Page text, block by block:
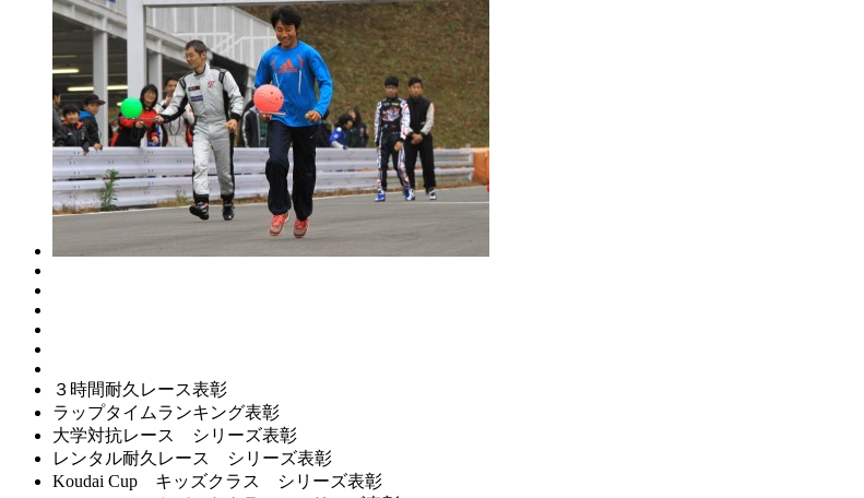
３時間耐久レース表彰
ラップタイムランキング表彰
大学対抗レース シリーズ表彰
レンタル耐久レース シリーズ表彰
Koudai Cup キッズクラス シリーズ表彰